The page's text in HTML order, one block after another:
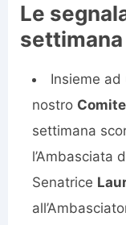
Le
settimana
Insieme
nostro
settimana
l’Ambasciata
Senatrice